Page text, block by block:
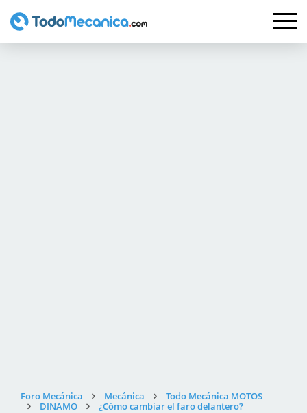
Foro Mecánica Mecánica
Todo Mecánica MOTOS
DINAMO
¿Cómo cambiar el faro delantero?